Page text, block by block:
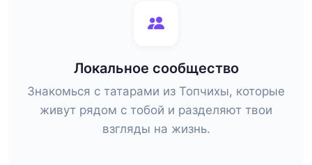
Локальное сообщество
Знакомься с татарами из Топчихы, которые
живут рядом с тобой и разделяют твои
взгляды на жизнь.